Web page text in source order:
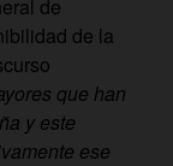
de
de la
que han
y este
ese